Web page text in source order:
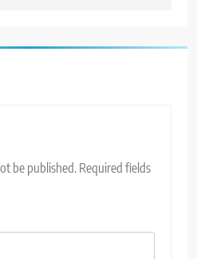
be published. Required fields